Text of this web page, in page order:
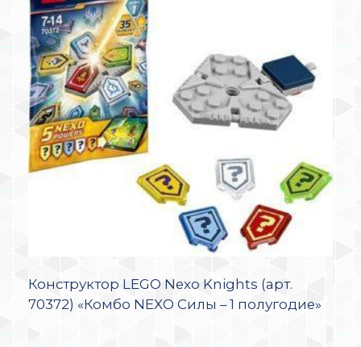
Конструктор LEGO Nexo Knights (арт.
70372) «Комбо NEXO Силы – 1 полугодие»